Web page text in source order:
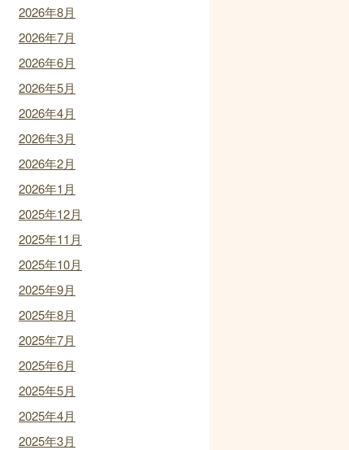
2026年8月
2026年7月
2026年6月
2026年5月
2026年4月
2026年3月
2026年2月
2026年1月
2025年12月
2025年11月
2025年10月
2025年9月
2025年8月
2025年7月
2025年6月
2025年5月
2025年4月
2025年3月